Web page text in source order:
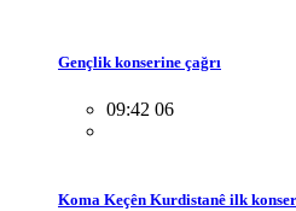
Gençlik konserine çağrı
09:42 06
Koma Keçên Kurdistanê ilk